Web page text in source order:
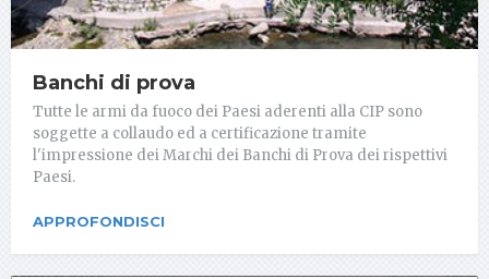
Banchi di prova
Tutte le armi da fuoco dei Paesi aderenti alla CIP sono
soggette a collaudo ed a certificazione tramite
l'impressione dei Marchi dei Banchi di Prova dei rispettivi
Paesi.
APPROFONDISCI